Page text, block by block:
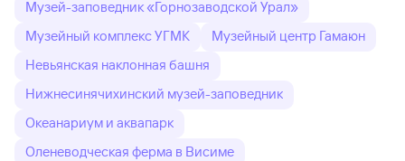
Музей-заповедник «Горнозаводской Урал»
Музейный комплекс УГМК
Музейный центр Гамаюн
Невьянская наклонная башня
Нижнесинячихинский музей-заповедник
Океанариум и аквапарк
Оленеводческая ферма в Висиме